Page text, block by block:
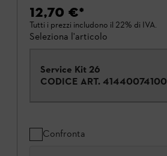
12,70 €*
Tutti i prezzi includono il 22% di IVA.
Seleziona l'articolo
Service Kit 26
CODICE ART. 41440074100
Confronta